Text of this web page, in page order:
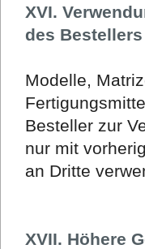
XVI.
des Bestellers
Modelle,
Besteller zur
nur mit
an Dritte
XVII. Höhere